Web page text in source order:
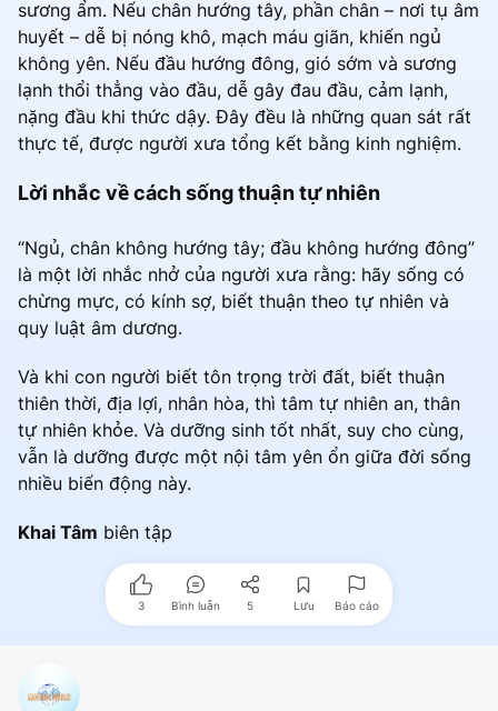
sương ẩm. Nếu chân hướng tây, phần chân – nơi tụ âm
huyết – dễ bị nóng khô, mạch máu giãn, khiến ngủ
không yên. Nếu đầu hướng đông, gió sớm và sương
lạnh thổi thẳng vào đầu, dễ gây đau đầu, cảm lạnh,
nặng đầu khi thức dậy. Đây đều là những quan sát rất
thực tế, được người xưa tổng kết bằng kinh nghiệm.
Lời nhắc về cách sống thuận tự nhiên
“Ngủ, chân không hướng tây; đầu không hướng đông”
là một lời nhắc nhở của người xưa rằng: hãy sống có
chừng mực, có kính sợ, biết thuận theo tự nhiên và
quy luật âm dương.
Và khi con người biết tôn trọng trời đất, biết thuận
thiên thời, địa lợi, nhân hòa, thì tâm tự nhiên an, thân
tự nhiên khỏe. Và dưỡng sinh tốt nhất, suy cho cùng,
vẫn là dưỡng được một nội tâm yên ổn giữa đời sống
nhiều biến động này.
Khai Tâm biên tập
3 Bình luận 5 Lưu Báo cáo